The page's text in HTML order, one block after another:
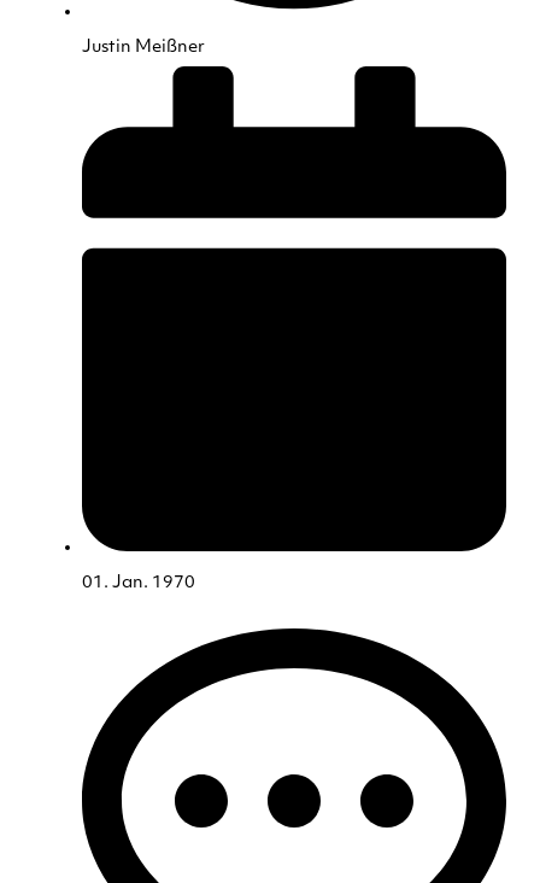
Justin Meißner
01. Jan. 1970